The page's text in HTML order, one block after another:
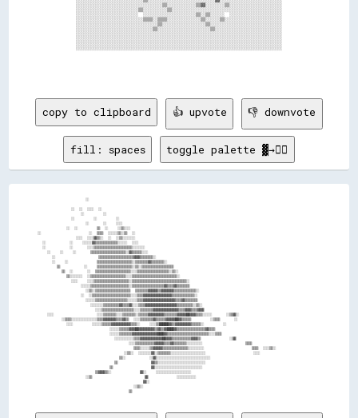
            ░░░░░░░░░░░░░░░░░░░░░░░░░░░░░░░░░░░░▒▒░░░░░░░░░░░░▒▒▓▓░░░░░░░░▒▒░░░░░░░░░░░░░░░░░░░░░░
            ░░░░░░░░░░░░░░░░░░░░░░░░░░▒▒░░░░░░░░░░▒▒░░░░░░░░░░░░░░░░░░░░░░░░░░░░░░░░░░░░░░░░░░░░░░
            ░░░░░░░░░░░░░░░░░░░░░░░░░░  ░░░░░░░░░░░░░░░░░░░░░░▒▒░░▒▒░░░░░░  ░░░░░░░░░░░░░░░░░░░░░░
            ░░░░░░░░░░░░░░░░░░░░░░░░░░░░▒▒▒▒░░▒▒▒▒░░░░░░░░░░░░░░▒▒░░░░░░▒▒░░░░░░░░░░░░░░░░░░░░░░░░
            ░░░░░░░░░░░░░░░░░░░░░░░░░░░░░░░░░░▒▒░░░░░░░░░░░░░░░░░░▒▒░░░░░░░░░░░░░░░░░░░░░░░░░░░░░░
            ░░░░░░░░░░░░░░░░░░░░░░░░░░░░░░░░▒▒░░░░░░░░░░░░░░░░░░░░░░▒▒░░░░░░░░░░░░░░░░░░░░░░░░░░░░
            ░░░░░░░░░░░░░░░░░░░░░░░░░░░░░░░░░░░░░░░░░░░░░░░░░░░░░░░░░░░░░░░░░░░░░░░░░░░░░░░░░░░░░░
            ░░░░░░░░░░░░░░░░░░░░░░░░░░░░░░░░░░░░░░░░░░░░░░░░░░░░░░░░░░░░░░░░░░░░░░░░░░░░░░░░░░░░░░
            ░░░░░░░░░░░░░░░░░░░░░░░░░░░░░░░░░░░░░░░░░░░░░░░░░░░░░░░░░░░░░░░░░░░░░░░░░░░░░░░░░░░░░░
            ░░░░░░░░░░░░░░░░░░░░░░░░░░░░░░░░░░░░░░░░░░░░░░░░░░░░░░░░░░░░░░░░░░░░░░░░░░░░░░░░░░░░░░
copy to clipboard 👍 upvote 👎 downvote
fill: spaces toggle palette ▓→✊🏽
            ░░  ░░        ▒▒  ░░    ░░▒▒░░░░
░░                    ░░  ▒▒▒▒  ░░░░░░▒▒░░▒▒  ░░
                ░░░░  ░░░░▓▓▒▒░░  ░░  ░░▒▒░░░░░░░░
  ░░          ░░    ░░░░░░▓▓▒▒▒▒▒▒▒▒▒▒▒▒▒▒░░░░░░  ░░░░
  ░░          ░░      ░░░░▒▒▒▒▒▒▒▒▒▒▒▒▒▒▒▒▒▒▒▒▒▒▒▒░░░░░░░░
    ░░    ░░    ░░      ▒▒▒▒▒▒▒▒▒▒▒▒▒▒▒▒▒▒▒▒▒▒░░▓▓▒▒▒▒▒▒░░░░
      ░░                  ▒▒▒▒▒▒▒▒▒▒▒▒▒▒▒▒▒▒▒▒▒▒▓▓▓▓▒▒▒▒▒▒▒▒░░
      ░░    ░░            ▒▒▒▒▒▒▒▒▒▒▒▒▒▒▒▒▒▒▒▒▒▒░░▒▒▒▒▒▒▒▒▓▓▒▒▒▒▒▒▒▒░░
        ▒▒          ░░    ▒▒▒▒▒▒▒▒▒▒▒▒▒▒▒▒▒▒▒▒▒▒░░▒▒░░▒▒▒▒▒▒▒▒▒▒▒▒▒▒▒▒▒▒▒▒
          ▒▒  ░░      ░░  ▒▒▒▒▒▒▒▒▒▒▒▒▒▒▒▒▒▒▒▒▒▒░░░░▒▒▒▒▒▒▒▒▒▒▒▒▒▒▒▒▒▒▒▒░░▒▒░░
            ▒▒░░░░░░░░  ░░▒▒▒▒▒▒▒▒▒▒▒▒▒▒▒▒▒▒▒▒▒▒░░░░▒▒▒▒▒▒▒▒▒▒▒▒▒▒▒▒▒▒▒▒▒▒▒▒▒▒▒▒░░
              ░░░░    ░░░░▒▒▒▒▒▒▒▒▒▒▒▒▒▒▒▒▒▒▒▒▒▒░░▒▒▒▒▒▒▒▒▒▒▒▒▒▒▒▒▒▒▒▒▒▒▒▒▒▒▒▒▒▒▒▒▒▒░░
                  ░░░░░░▒▒▒▒▒▒▒▒▒▒▒▒▒▒▒▒▒▒▒▒▒▒▒▒░░▒▒▒▒▒▒▒▒▒▒▒▒▒▒▒▒▒▒▒▒▓▓▒▒▒▒▓▓▒▒▒▒▒▒▒▒
                    ░░▒▒░░▒▒▒▒▒▒▒▒▒▒▒▒▒▒▒▒▒▒▒▒▒▒  ▒▒▒▒▒▒▒▒▓▓▓▓▓▓▒▒▓▓▓▓▓▓▓▓▒▒▒▒▒▒▒▒▒▒▒▒▒▒░░
                  ░░  ░░▒▒▒▒▒▒▒▒▒▒▒▒▒▒▒▒▒▒▒▒▒▒▒▒░░░░▒▒▒▒▓▓▓▓▓▓▓▓▓▓▓▓▓▓▓▓▓▓▒▒▒▒▒▒▒▒▒▒▒▒▒▒░░
                    ░░░░░░▒▒▒▒▒▒▒▒▒▒▒▒▒▒▒▒▒▒▒▒░░░░░░▒▒▒▒▓▓▓▓▓▓▓▓▓▓▓▓▓▓▓▓▓▓▓▓▒▒▒▒▓▓▒▒▒▒▒▒▒▒
                      ░░░░░░░░▒▒▒▒▒▒▒▒▒▒▓▓▒▒▒▒▓▓░░░░▒▒▒▒▓▓▓▓▓▓▓▓▓▓▓▓▓▓▓▓▓▓▓▓▒▒▒▒▒▒▒▒▒▒░░▒▒░░
                        ░░░░▒▒▒▒▒▒▒▒▒▒▒▒▒▒▒▒▒▒▒▒░░░░▒▒▒▒▒▒▒▒▓▓▓▓▓▓▓▓▓▓▓▓▓▓▓▓▒▒▒▒▓▓▓▓▒▒▒▒▓▓▓▓
    ░░░░                  ░░░░▒▒▒▒▒▒▒▒░░░░▒▒▒▒▒▒▒▒░░▒▒▒▒▒▒▓▓▓▓▓▓▓▓▓▓▒▒▒▒▒▒▒▒▓▓▓▓▓▓██▓▓▓▓▒▒▒▒░░░░░░      ░░▒▒▓▓░░
          ░░▒▒▒▒░░░░░░░░░░░░░░░░▒▒▒▒▓▓▓▓▓▓▓▓▒▒▒▒▓▓▒▒  ░░░░▒▒▒▒▒▒▒▒▓▓▒▒▒▒▒▒▓▓▓▓▓▓██▓▓▒▒▒▒▒▒        ░░▒▒▒▒      ░░
            ░░░░        ░░░░░░▒▒▒▒▒▒▓▓▓▓▓▓▓▓▓▓▓▓▒▒▒▒░░    ░░░░▒▒██████▓▓▒▒▓▓▓▓▓▓▓▓▓▓▒▒▒▒▒▒░░        ░░
                              ░░░░░░▒▒▒▒▒▒▓▓▓▓██▓▓▓▓▓▓▓▓▓▓▒▒▓▓▒▒▓▓████▓▓▒▒▒▒▒▒▒▒▒▒▒▒▒▒▒▒▒▒▓▓▒▒▒▒
                              ░░░░░░▒▒▒▒▒▒▒▒▓▓▓▓▓▓▓▓▓▓▓▓▓▓▓▓████▓▓▒▒▒▒▒▒▒▒▒▒▒▒▒▒▒▒▒▒▒▒▒▒▒▒▒▒░░░░▒▒▒▒
                                ░░░░░░░░░░░░▒▒▒▒▓▓▓▓▓▓▓▓▓▓▓▓▓▓██▓▓▓▓▒▒▒▒▒▒▒▒▒▒▒▒▓▓▓▓▒▒            ░░▓▓
                                      ░░░░▒▒▒▒▒▒▒▒▒▒▒▒▓▓▓▓▓▓▒▒▒▒▓▓▒▒▒▒▒▒▒▒░░░░░░░░░░                  ▒▒▒▒
                                        ▒▒▒▒░░░░░░▒▒▓▓▓▓▓▓▒▒▒▒▒▒▒▒▒▒▒▒▒▒▒▒░░░░░░░░░░                    ▒▒▒▒  ░░░░▒▒░░
                                    ░░▒▒░░  ░░░░░░░░▓▓░░▒▒▒▒▒▒▒▒░░░░░░░░░░░░░░░░░░░░░░                    ░░░░
                                  ▒▒░░          ░░▓▓░░░░░░░░░░░░░░░░░░░░░░░░░░░░░░░░░░
                                ▒▒              ▓▓▒▒░░░░░░░░░░░░░░░░░░░░░░░░░░░░░░
                              ▒▒                ▓▓░░░░░░░░░░░░░░░░░░░░░░░░░░░░░░
                        ▒▒▓▓▓▓▒▒░░            ▓▓░░    ░░░░░░░░░░░░░░░░░░░░░░
                    ░░▒▒                      ▓▓            ░░░░░░░░░░░░
                                            ▓▓░░
                                        ░░▒▒░░